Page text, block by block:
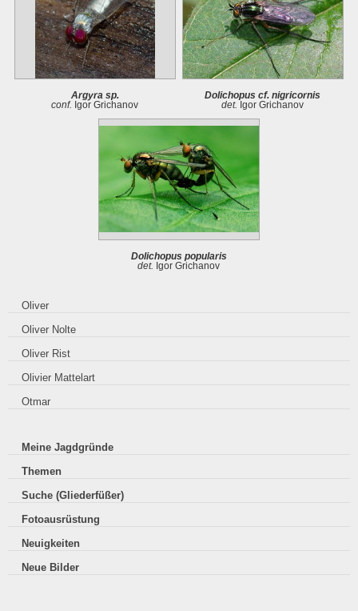
Argyra sp.
conf. Igor Grichanov
Dolichopus cf. nigricornis
det. Igor Grichanov
Dolichopus popularis
det. Igor Grichanov
Oliver
Oliver Nolte
Oliver Rist
Olivier Mattelart
Otmar
Meine Jagdgründe
Themen
Suche (Gliederfüßer)
Fotoausrüstung
Neuigkeiten
Neue Bilder